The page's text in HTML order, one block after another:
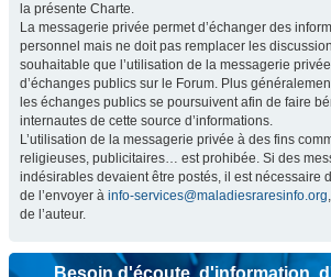
la présente Charte.
La messagerie privée permet d’échanger des
personnel mais ne doit pas remplacer les
souhaitable que l’utilisation de la messagerie
d’échanges publics sur le Forum. Plus
les échanges publics se poursuivent afin de faire
internautes de cette source d’informations.
L’utilisation de la messagerie privée à des fins
religieuses, publicitaires… est prohibée. Si des
indésirables devaient être postés, il est nécessaire
de l’envoyer à info-services@maladiesraresinfo.org
de l’auteur.
Besoin d'écoute, d'information,